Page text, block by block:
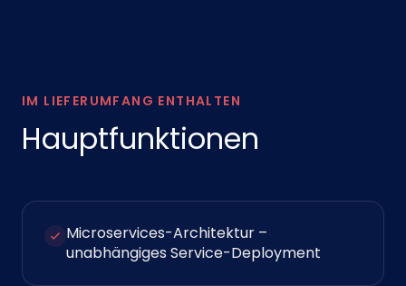
IM LIEFERUMFANG ENTHALTEN
Hauptfunktionen
Microservices-Architektur –
unabhängiges Service-Deployment